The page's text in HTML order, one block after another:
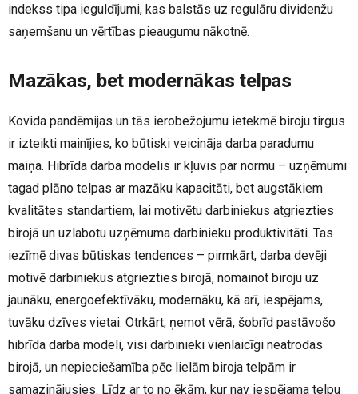
indekss tipa ieguldījumi, kas balstās uz regulāru dividenžu
saņemšanu un vērtības pieaugumu nākotnē.
Mazākas, bet modernākas telpas
Kovida pandēmijas un tās ierobežojumu ietekmē biroju tirgus
ir izteikti mainījies, ko būtiski veicināja darba paradumu
maiņa. Hibrīda darba modelis ir kļuvis par normu – uzņēmumi
tagad plāno telpas ar mazāku kapacitāti, bet augstākiem
kvalitātes standartiem, lai motivētu darbiniekus atgriezties
birojā un uzlabotu uzņēmuma darbinieku produktivitāti. Tas
iezīmē divas būtiskas tendences – pirmkārt, darba devēji
motivē darbiniekus atgriezties birojā, nomainot biroju uz
jaunāku, energoefektīvāku, modernāku, kā arī, iespējams,
tuvāku dzīves vietai. Otrkārt, ņemot vērā, šobrīd pastāvošo
hibrīda darba modeli, visi darbinieki vienlaicīgi neatrodas
birojā, un nepieciešamība pēc lielām biroja telpām ir
samazinājusies. Līdz ar to no ēkām, kur nav iespējama telpu